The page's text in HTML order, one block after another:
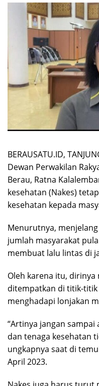
BERAUSATU.ID,
Dewan Perwakilan
Berau, Ratna
kesehatan (Nakes)
kesehatan kepada
Menurutnya,
jumlah masyarakat
membuat lalu lintas di
Oleh karena itu,
ditempatkan di titik-
menghadapi lonjakan
“Artinya jangan sampai
dan tenaga kesehatan
ungkapnya saat di
April 2023.